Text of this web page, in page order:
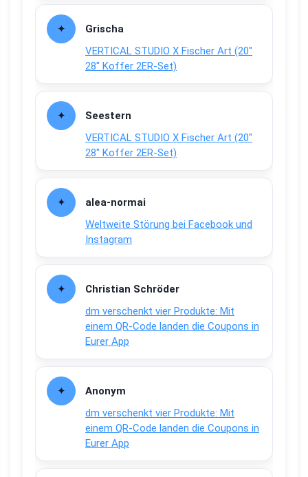
Grischa
VERTICAL STUDIO X Fischer Art (20″
28″ Koffer 2ER-Set)
Seestern
VERTICAL STUDIO X Fischer Art (20″
28″ Koffer 2ER-Set)
alea-normai
Weltweite Störung bei Facebook und
Instagram
Christian Schröder
dm verschenkt vier Produkte: Mit
einem QR-Code landen die Coupons in
Eurer App
Anonym
dm verschenkt vier Produkte: Mit
einem QR-Code landen die Coupons in
Eurer App